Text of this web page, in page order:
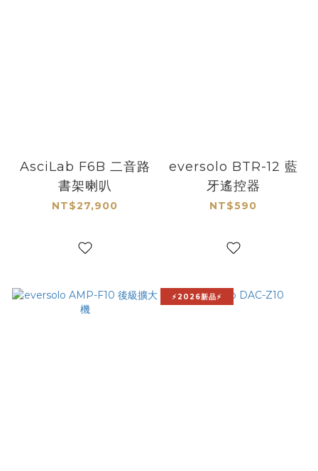
AsciLab F6B 二音路
書架喇叭
NT$27,900
eversolo BTR-12 藍
牙遙控器
NT$590
⚡2026新品⚡